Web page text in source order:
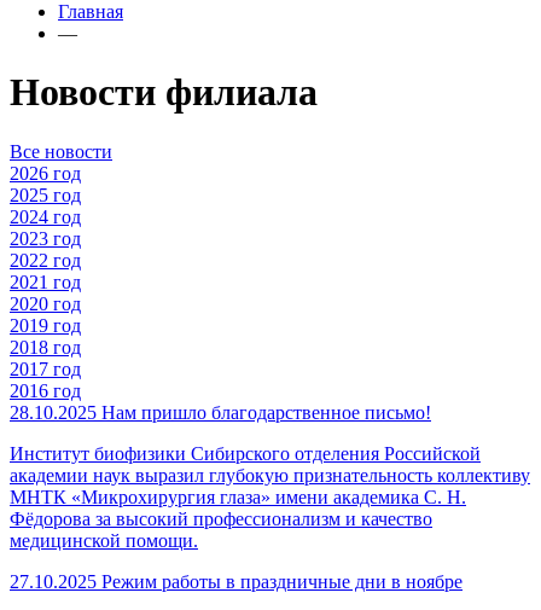
Главная
—
Новости филиала
Все новости
2026 год
2025 год
2024 год
2023 год
2022 год
2021 год
2020 год
2019 год
2018 год
2017 год
2016 год
28.10.2025 Нам пришло благодарственное письмо!
Институт биофизики Сибирского отделения Российской
академии наук выразил глубокую признательность коллективу
МНТК «Микрохирургия глаза» имени академика С. Н.
Фёдорова за высокий профессионализм и качество
медицинской помощи.
27.10.2025 Режим работы в праздничные дни в ноябре